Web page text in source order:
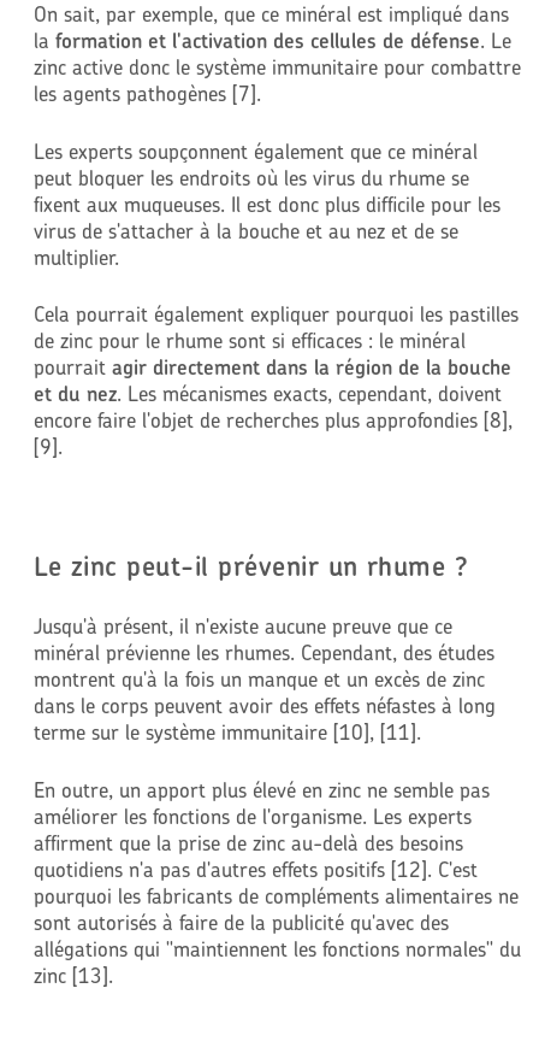
On sait, par exemple, que ce minéral est impliqué dans
la formation et l'activation des cellules de défense. Le
zinc active donc le système immunitaire pour combattre
les agents pathogènes [7].
Les experts soupçonnent également que ce minéral
peut bloquer les endroits où les virus du rhume se
fixent aux muqueuses. Il est donc plus difficile pour les
virus de s'attacher à la bouche et au nez et de se
multiplier.
Cela pourrait également expliquer pourquoi les pastilles
de zinc pour le rhume sont si efficaces : le minéral
pourrait agir directement dans la région de la bouche
et du nez. Les mécanismes exacts, cependant, doivent
encore faire l'objet de recherches plus approfondies [8],
[9].
Le zinc peut-il prévenir un rhume ?
Jusqu'à présent, il n'existe aucune preuve que ce
minéral prévienne les rhumes. Cependant, des études
montrent qu'à la fois un manque et un excès de zinc
dans le corps peuvent avoir des effets néfastes à long
terme sur le système immunitaire [10], [11].
En outre, un apport plus élevé en zinc ne semble pas
améliorer les fonctions de l'organisme. Les experts
affirment que la prise de zinc au-delà des besoins
quotidiens n'a pas d'autres effets positifs [12]. C'est
pourquoi les fabricants de compléments alimentaires ne
sont autorisés à faire de la publicité qu'avec des
allégations qui "maintiennent les fonctions normales" du
zinc [13].